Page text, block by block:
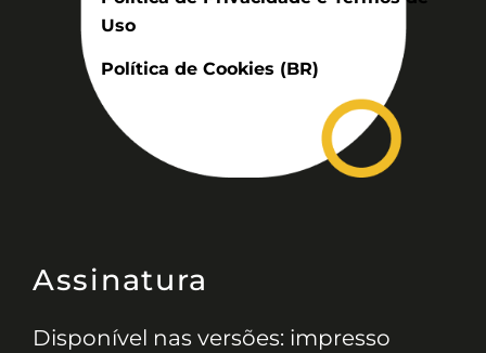
Uso
Política de Cookies (BR)
Assinatura
Disponível nas versões: impresso